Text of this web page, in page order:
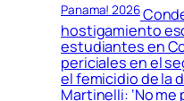
Panama! 2026
hostigamiento
estudiantes en
periciales en el
el femicidio de la
Martinelli: ‘No